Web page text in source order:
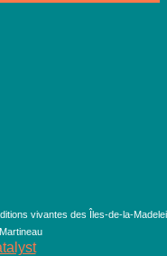
vivantes des Îles-de-la-